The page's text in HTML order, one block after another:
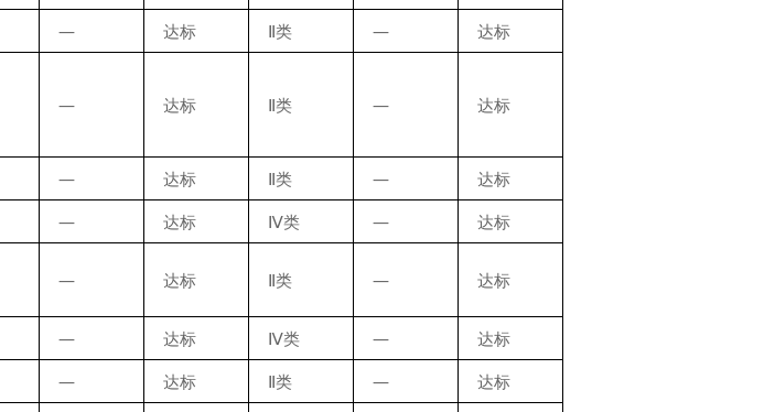
— 达标 Ⅱ类 —
达标
— 达标 Ⅱ类 — 达标
— 达标 Ⅱ类 —
达标
— 达标 Ⅳ类 — 达标
— 达标 Ⅱ类 — 达标
— 达标 Ⅳ类 —
达标
— 达标 Ⅱ类 — 达标